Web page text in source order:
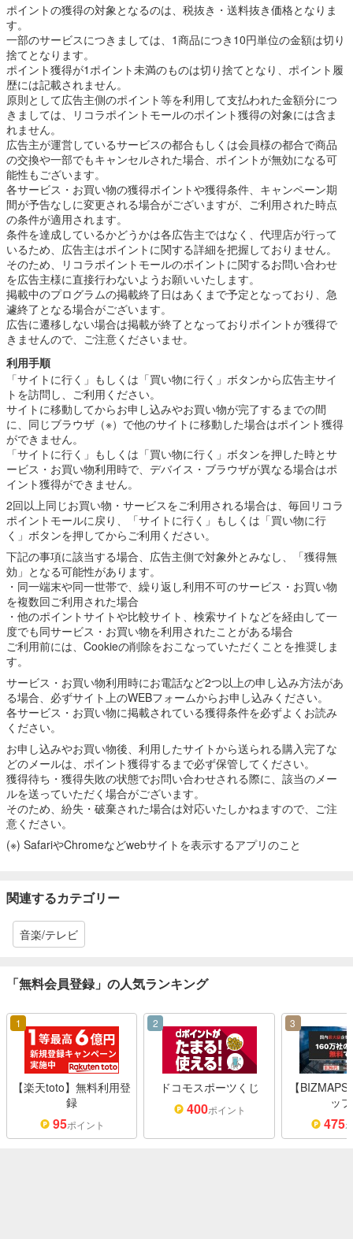
ポイントの獲得の対象となるのは、税抜き・送料抜き価格となりま
す。
一部のサービスにつきましては、1商品につき10円単位の金額は切り
捨てとなります。
ポイント獲得が1ポイント未満のものは切り捨てとなり、ポイント履
歴には記載されません。
原則として広告主側のポイント等を利用して支払われた金額分につ
きましては、リコラポイントモールのポイント獲得の対象には含ま
れません。
広告主が運営しているサービスの都合もしくは会員様の都合で商品
の交換や一部でもキャンセルされた場合、ポイントが無効になる可
能性もございます。
各サービス・お買い物の獲得ポイントや獲得条件、キャンペーン期
間が予告なしに変更される場合がございますが、ご利用された時点
の条件が適用されます。
条件を達成しているかどうかは各広告主ではなく、代理店が行って
いるため、広告主はポイントに関する詳細を把握しておりません。
そのため、リコラポイントモールのポイントに関するお問い合わせ
を広告主様に直接行わないようお願いいたします。
掲載中のプログラムの掲載終了日はあくまで予定となっており、急
遽終了となる場合がございます。
広告に遷移しない場合は掲載が終了となっておりポイントが獲得で
きませんので、ご注意くださいませ。
利用手順
「サイトに行く」もしくは「買い物に行く」ボタンから広告主サイ
トを訪問し、ご利用ください。
サイトに移動してからお申し込みやお買い物が完了するまでの間
に、同じブラウザ（※）で他のサイトに移動した場合はポイント獲得
ができません。
「サイトに行く」もしくは「買い物に行く」ボタンを押した時とサ
ービス・お買い物利用時で、デバイス・ブラウザが異なる場合はポ
イント獲得ができません。
2回以上同じお買い物・サービスをご利用される場合は、毎回リコラ
ポイントモールに戻り、「サイトに行く」もしくは「買い物に行
く」ボタンを押してからご利用ください。
下記の事項に該当する場合、広告主側で対象外とみなし、「獲得無
効」となる可能性があります。
・同一端末や同一世帯で、繰り返し利用不可のサービス・お買い物
を複数回ご利用された場合
・他のポイントサイトや比較サイト、検索サイトなどを経由して一
度でも同サービス・お買い物を利用されたことがある場合
ご利用前には、Cookieの削除をおこなっていただくことを推奨しま
す。
サービス・お買い物利用時にお電話など2つ以上の申し込み方法があ
る場合、必ずサイト上のWEBフォームからお申し込みください。
各サービス・お買い物に掲載されている獲得条件を必ずよくお読み
ください。
お申し込みやお買い物後、利用したサイトから送られる購入完了な
どのメールは、ポイント獲得するまで必ず保管してください。
獲得待ち・獲得失敗の状態でお問い合わせされる際に、該当のメー
ルを送っていただく場合がございます。
そのため、紛失・破棄された場合は対応いたしかねますので、ご注
意ください。
(※) SafariやChromeなどwebサイトを表示するアプリのこと
関連するカテゴリー
音楽/テレビ
「無料会員登録」の人気ランキング
1
【楽天toto】無料利用登
録
95ポイント
2
ドコモスポーツくじ
400ポイント
3
【
ッ
475